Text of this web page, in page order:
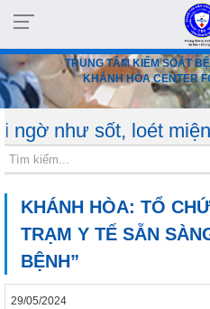
TRUNG TÂM KIỂM SOÁT
KHÁNH HÒA CENTER
loét miệng, nổi
KHÁNH HÒA: TỔ
TRẠM Y TẾ SẴN
BỆNH”
29/05/2024